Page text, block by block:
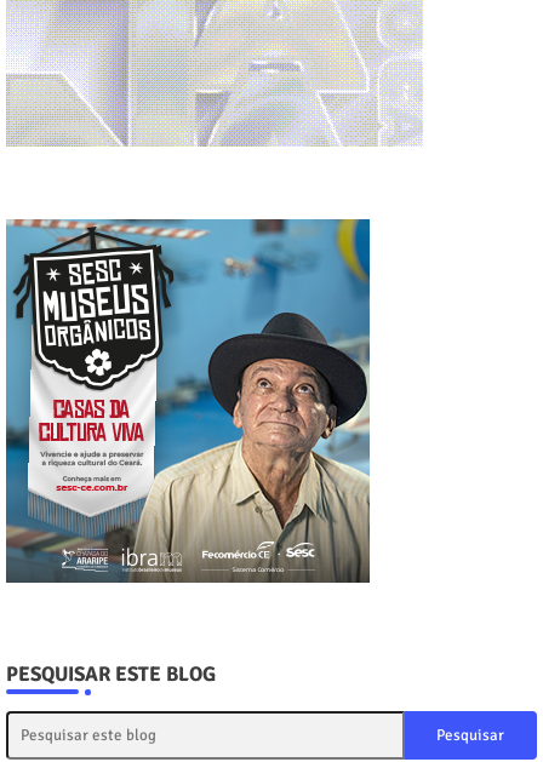
PESQUISAR ESTE BLOG